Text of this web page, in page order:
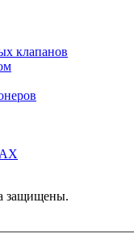
клапанов
защищены.